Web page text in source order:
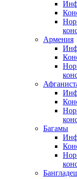
Армения
Багамы